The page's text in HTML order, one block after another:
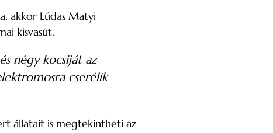
akkor Lúdas Matyi
kisvasút.
négy kocsiját az
cserélik
állatait is megtekintheti az